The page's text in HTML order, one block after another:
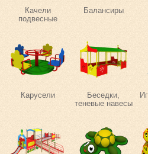
Качели
подвесные
Балансиры
Карусели
Беседки,
теневые навесы